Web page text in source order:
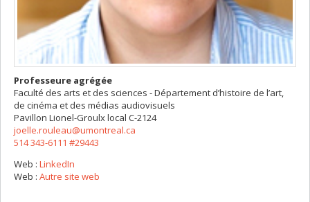
Professeure agrégée
Faculté des arts et des sciences - Département d’histoire de l’art,
de cinéma et des médias audiovisuels
Pavillon Lionel-Groulxlocal C-2124
joelle.rouleau@umontreal.ca
514 343-6111 #29443
Web : LinkedIn
Web : Autre site web